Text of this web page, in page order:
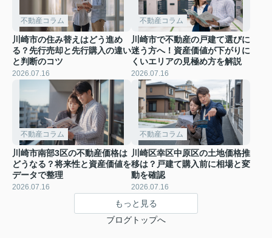
不動産コラム
川崎市の住み替えはどう進め
る？先行売却と先行購入の違い
と判断のコツ
2026.07.16
不動産コラム
川崎市で不動産の戸建て選びに
迷う方へ！資産価値が下がりに
くいエリアの見極め方を解説
2026.07.16
不動産コラム
川崎市南部3区の不動産価格は
どうなる？将来性と資産価値を
データで整理
2026.07.16
不動産コラム
川崎区幸区中原区の土地価格推
移は？戸建て購入前に相場と変
動を確認
2026.07.16
もっと見る
ブログトップへ